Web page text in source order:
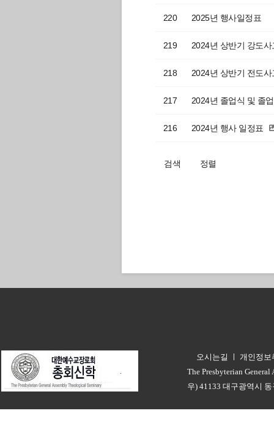
220 2025년 행사일정표
219 2024년 상반기 강도사
218 2024년 상반기 전도사
217 2024년 졸업식 및 졸
216 2024년 행사 일정표
검색 정렬
오시는길
개인정보
The Presbyterian
우) 41133 대구광역시